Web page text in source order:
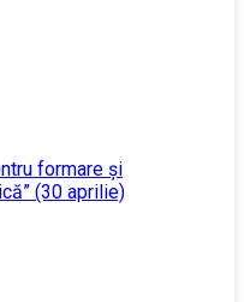
formare și
(30 aprilie)